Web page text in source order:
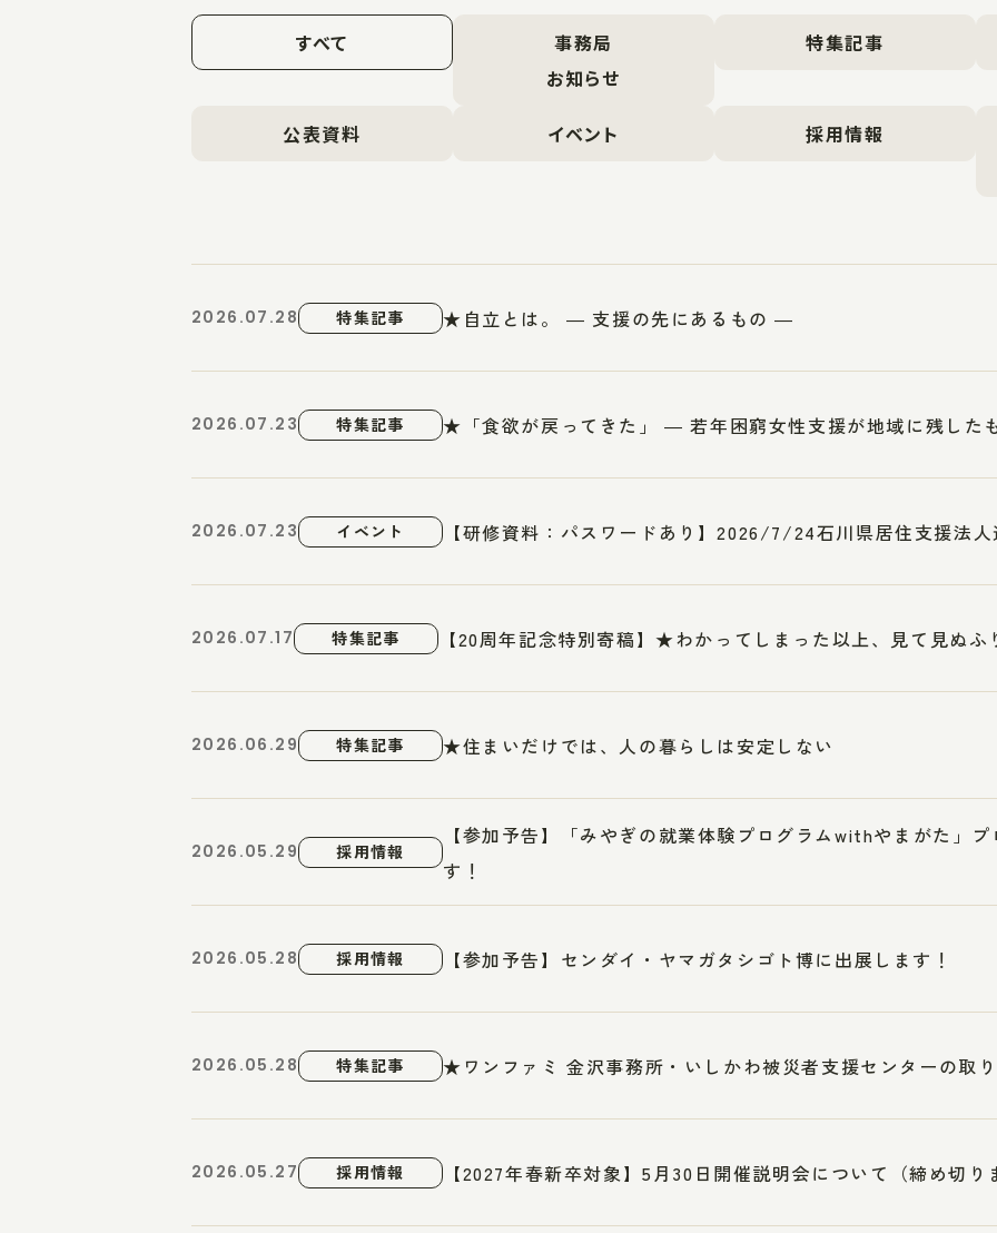
すべて
事務局
お知らせ
特集記事
公表資料 イベント 採用情報
2026.07.28 特集記事 ★自立とは。 ― 支援の先にあるもの ―
2026.07.23 特集記事 ★「食欲が戻ってきた」 ― 若年困窮女性支援が地域に残した
2026.07.23 イベント 【研修資料：パスワードあり】2026/7/24石川県居住支援法
2026.07.17 特集記事 【20周年記念特別寄稿】★わかってしまった以上、見て見ぬふ
2026.06.29 特集記事 ★住まいだけでは、人の暮らしは安定しない
2026.05.29 採用情報
【参加予告】「みやぎの就業体験プログラムwithやまがた」
す！
2026.05.28 採用情報 【参加予告】センダイ・ヤマガタシゴト博に出展します！
2026.05.28 特集記事 ★ワンファミ 金沢事務所・いしかわ被災者支援センターの取
2026.05.27 採用情報 【2027年春新卒対象】5月30日開催説明会について（締め切り